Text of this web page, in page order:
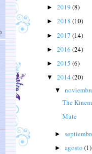
► 2019 (8)
► 2018 (10)
► 2017 (14)
► 2016 (24)
► 2015 (6)
▼ 2014 (20)
▼
The
Mute
►
► agosto (1)